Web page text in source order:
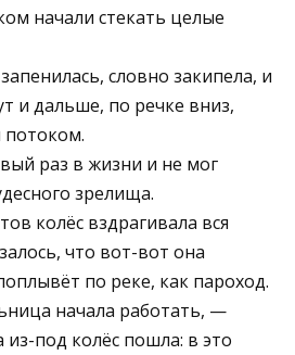
начали стекать целые
словно закипела, и
и дальше, по речке вниз,
раз в жизни и не мог
зрелища.
колёс вздрагивала вся
что вот-вот она
по реке, как пароход.
начала работать, —
под колёс пошла: в это